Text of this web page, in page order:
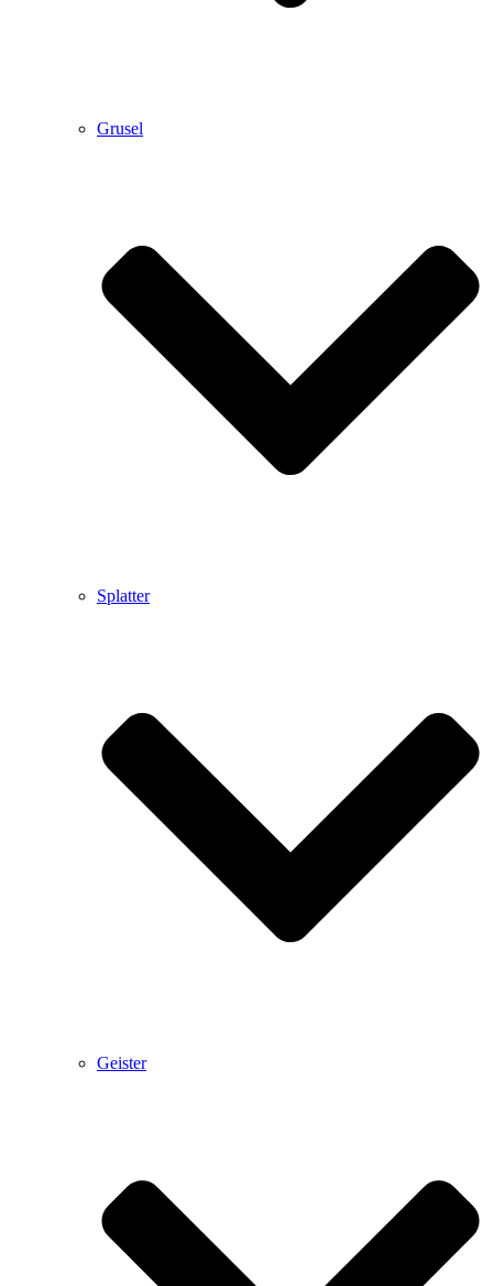
Grusel
Splatter
Geister